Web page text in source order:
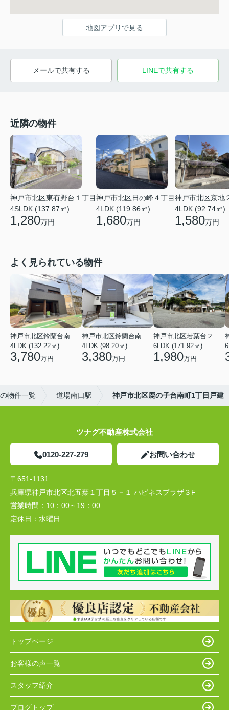
地図アプリで見る
メールで共有する LINEで共有する
近隣の物件
神戸市北区東有野台１丁目
4SLDK (137.87㎡)
1,280万円
神戸市北区日の峰４丁目
4LDK (119.86㎡)
1,680万円
神戸市北区京地
4LDK (92.74㎡)
1,580万円
よく見られている物件
神戸市北区鈴蘭台南町３丁目
4LDK (132.22㎡)
3,780万円
神戸市北区鈴蘭台南町６丁目
4LDK (98.20㎡)
3,380万円
神戸市北区若葉台２丁目
6LDK (171.92㎡)
1,980万円
物件一覧 道場南口駅 神戸市北区鹿の子台南町1丁目戸建
ツナグ不動産株式会社
0120-227-279 お問い合わせ
〒651-1131
兵庫県神戸市北区北五葉１丁目５－１ ハピネスプラザ３F
営業時間： 10：00～19：00
定休日： 水曜日
トップページ
お客様の声一覧
スタッフ紹介
ブログトップ